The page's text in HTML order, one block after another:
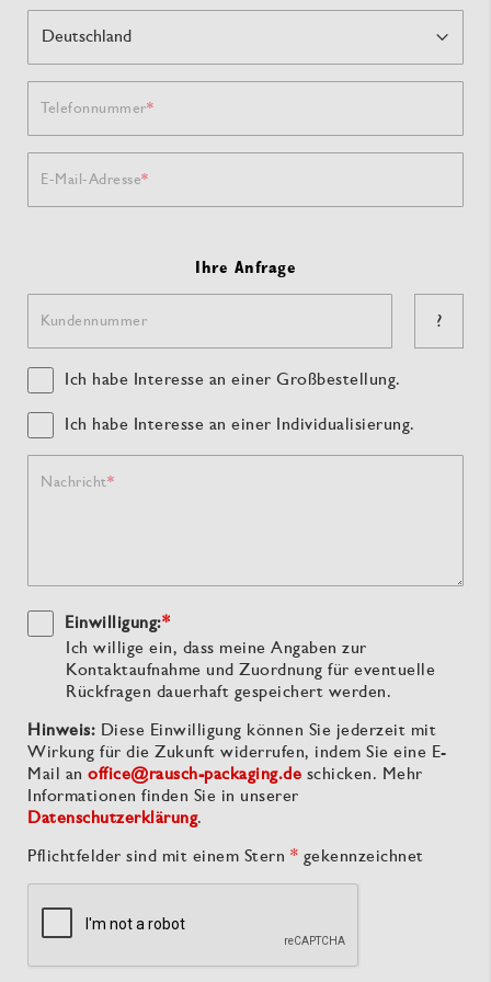
Telefonnummer
E-Mail-Adresse
Ihre Anfrage
Kundennummer ?
Ich habe Interesse an einer Großbestellung.
Ich habe Interesse an einer Individualisierung.
Nachricht
Einwilligung:*
Ich willige ein, dass meine Angaben zur
Kontaktaufnahme und Zuordnung für eventuelle
Rückfragen dauerhaft gespeichert werden.
Hinweis: Diese Einwilligung können Sie jederzeit mit
Wirkung für die Zukunft widerrufen, indem Sie eine E-
Mail an office@rausch-packaging.de schicken. Mehr
Informationen finden Sie in unserer
Datenschutzerklärung.
Pflichtfelder sind mit einem Stern * gekennzeichnet